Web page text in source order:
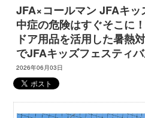
JFA×コールマン JFAキ
中症の危険はすぐそこに
ドア用品を活用した暑熱
でJFAキッズフェスティ
2026年06月03日